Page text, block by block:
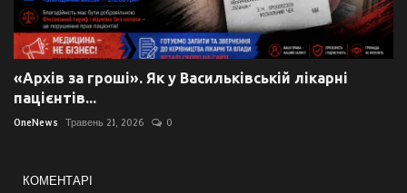
«Архів за гроші». Як у Васильківській лікарні
пацієнтів...
OneNews Травень 21, 2026 0
КОМЕНТАРІ